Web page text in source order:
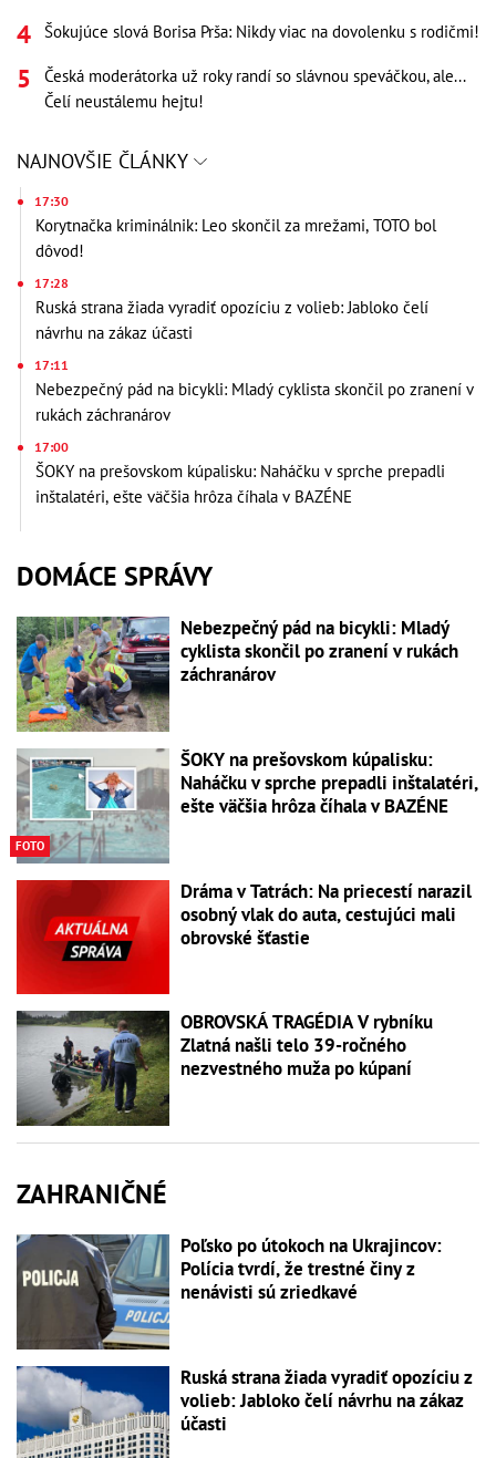
Šokujúce slová Borisa Prša: Nikdy viac na dovolenku s rodičmi!
Česká moderátorka už roky randí so slávnou speváčkou, ale...
Čelí neustálemu hejtu!
NAJNOVŠIE ČLÁNKY
17:30
Korytnačka kriminálnik: Leo skončil za mrežami, TOTO bol
dôvod!
17:28
Ruská strana žiada vyradiť opozíciu z volieb: Jabloko čelí
návrhu na zákaz účasti
17:11
Nebezpečný pád na bicykli: Mladý cyklista skončil po zranení v
rukách záchranárov
17:00
ŠOKY na prešovskom kúpalisku: Naháčku v sprche prepadli
inštalatéri, ešte väčšia hrôza číhala v BAZÉNE
DOMÁCE SPRÁVY
Nebezpečný pád na bicykli: Mladý
cyklista skončil po zranení v rukách
záchranárov
FOTO
ŠOKY na prešovskom kúpalisku:
Naháčku v sprche prepadli inštalatéri,
ešte väčšia hrôza číhala v BAZÉNE
Dráma v Tatrách: Na priecestí narazil
osobný vlak do auta, cestujúci mali
obrovské šťastie
OBROVSKÁ TRAGÉDIA V rybníku
Zlatná našli telo 39-ročného
nezvestného muža po kúpaní
ZAHRANIČNÉ
Poľsko po útokoch na Ukrajincov:
Polícia tvrdí, že trestné činy z
nenávisti sú zriedkavé
Ruská strana žiada vyradiť opozíciu z
volieb: Jabloko čelí návrhu na zákaz
účasti